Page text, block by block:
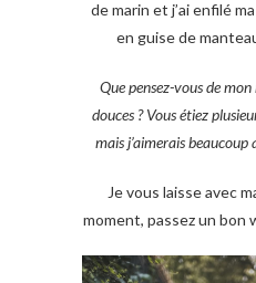
de marin et j’ai enfilé
en guise de
Que pensez-vous de
douces ? Vous étiez
mais j’aimerais
Je vous laisse avec
moment, passez un bon